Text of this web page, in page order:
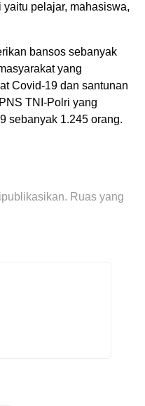
pelajar, mahasiswa,
bansos sebanyak
yang
Covid-19 dan santunan
TNI-Polri yang
sebanyak 1.245 orang.
Ruas yang